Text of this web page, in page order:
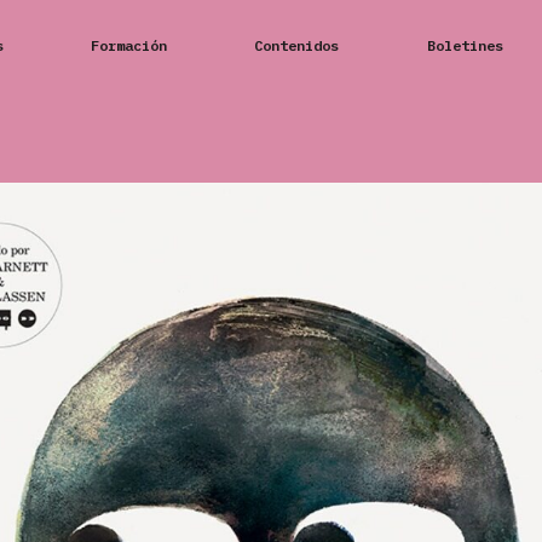
Formación Contenidos Boletines